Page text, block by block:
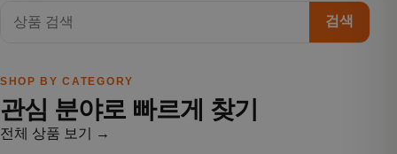
검색
SHOP BY CATEGORY
관심 분야로 빠르게 찾기
전체 상품 보기 →